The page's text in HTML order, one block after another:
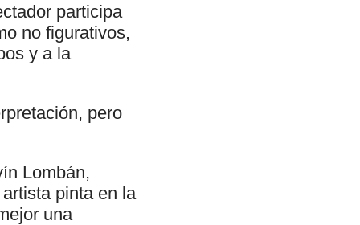
participa
no figurativos,
y a la
pero
Lombán,
pinta en la
una